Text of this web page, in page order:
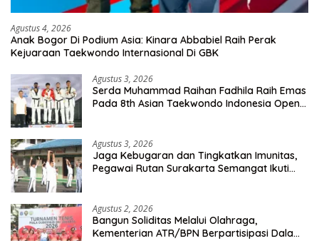
Agustus 4, 2026
Anak Bogor Di Podium Asia: Kinara Abbabiel Raih Perak
Kejuaraan Taekwondo Internasional Di GBK
Agustus 3, 2026
Serda Muhammad Raihan Fadhila Raih Emas
Pada 8th Asian Taekwondo Indonesia Open
Agustus 3, 2026
Jaga Kebugaran dan Tingkatkan Imunitas,
Pegawai Rutan Surakarta Semangat Ikuti
Agustus 2, 2026
Bangun Soliditas Melalui Olahraga,
Kementerian ATR/BPN Berpartisipasi Dalam